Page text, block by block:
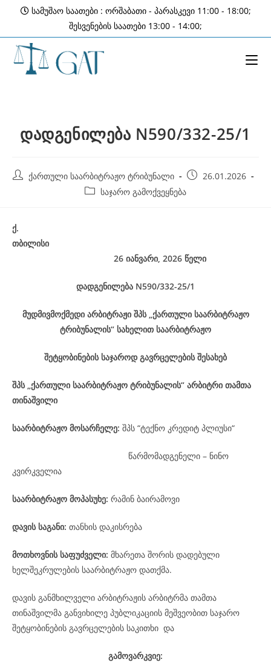
content
სამუშაო საათები : ორშაბათი - პარასკევი 11:00 - 18:00;
შესვენების საათები 13:00 - 14:00;
დადგენილება N590/332-25/1
Post ქართული საარბიტრაჟო ტრიბუნალი
Post 26.01.2026
Post საჯარო გამოქვეყნება
ქ.
თბილისი
26 იანვარი, 2026 წელი
დადგენილება N590/332-25/1
მუდმივმოქმედი არბიტრაჟი შპს „ქართული საარბიტრაჟო
ტრიბუნალის“ სახელით საარბიტრაჟო
შეტყობინების საჯაროდ გავრცელების შესახებ
შპს „ქართული საარბიტრაჟო ტრიბუნალის“ არბიტრი თამთა
თინაშვილი
საარბიტრაჟო მოსარჩელე: შპს “ტექნო კრედიტ პლიუსი“
წარმომადგენელი – ნინო
კვირკველია
საარბიტრაჟო მოპასუხე: რამინ ბაირამოვი
დავის საგანი: თანხის დაკისრება
მოთხოვნის საფუძველი: მხარეთა შორის დადებული
ხელშეკრულების საარბიტრაჟო დათქმა.
დავის განმხილველი არბიტრაჟის არბიტრმა თამთა
თინაშვილმა განვიხილე პუბლიკაციის მეშვეობით საჯარო
შეტყობინების გავრცელების საკითხი და
გამოვარკვიე: